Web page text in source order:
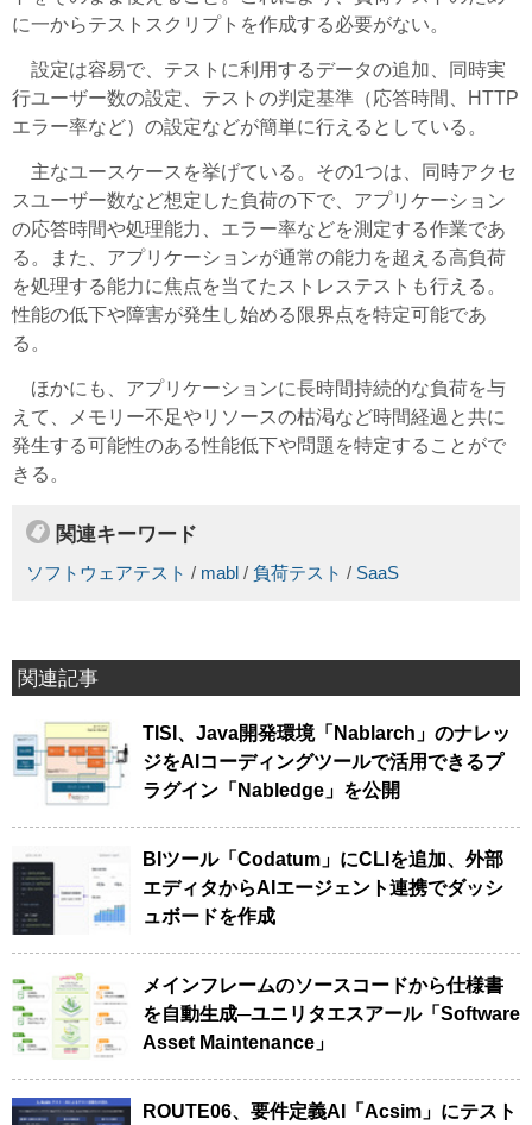
に一からテストスクリプトを作成する必要がない。
設定は容易で、テストに利用するデータの追加、同時実
行ユーザー数の設定、テストの判定基準（応答時間、HTTP
エラー率など）の設定などが簡単に行えるとしている。
主なユースケースを挙げている。その1つは、同時アクセ
スユーザー数など想定した負荷の下で、アプリケーション
の応答時間や処理能力、エラー率などを測定する作業であ
る。また、アプリケーションが通常の能力を超える高負荷
を処理する能力に焦点を当てたストレステストも行える。
性能の低下や障害が発生し始める限界点を特定可能であ
る。
ほかにも、アプリケーションに長時間持続的な負荷を与
えて、メモリー不足やリソースの枯渇など時間経過と共に
発生する可能性のある性能低下や問題を特定することがで
きる。
関連キーワード
ソフトウェアテスト / mabl / 負荷テスト / SaaS
関連記事
TISI、Java開発環境「Nablarch」のナレッ
ジをAIコーディングツールで活用できるプ
ラグイン「Nabledge」を公開
BIツール「Codatum」にCLIを追加、外部
エディタからAIエージェント連携でダッシ
ュボードを作成
メインフレームのソースコードから仕様書
を自動生成─ユニリタエスアール「Software
Asset Maintenance」
ROUTE06、要件定義AI「Acsim」にテスト